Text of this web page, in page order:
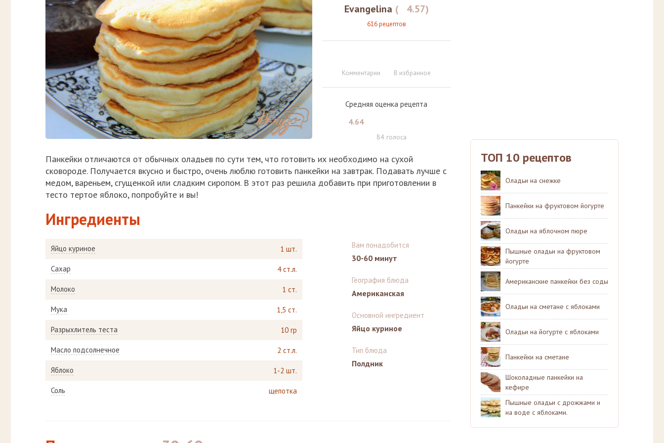
Evangelina ( 4.57)
616 рецептов
Комментарии В избранное
Средняя оценка рецепта
4.64
84голоса
Панкейки отличаются от обычных оладьев по сути тем, что готовить их необходимо на сухой
сковороде. Получается вкусно и быстро, очень люблю готовить панкейки на завтрак. Подавать лучше с
медом, вареньем, сгущенкой или сладким сиропом. В этот раз решила добавить при приготовлении в
тесто тертое яблоко, попробуйте и вы!
Ингредиенты
Яйцо куриное 1 шт.
Сахар 4 ст.л.
Молоко 1 ст.
Мука 1,5 ст.
Разрыхлитель теста 10 гр
Масло подсолнечное 2 ст.л.
Яблоко 1-2 шт.
Соль щепотка
Вам понадобится
30-60 минут
География блюда
Американская
Основной ингредиент
Яйцо куриное
Тип блюда
Полдник
ТОП 10 рецептов
Оладьи на снежке
Панкейки на фруктовом йогурте
Оладьи на яблочном пюре
Пышные оладьи на фруктовом
йогурте
Американские панкейки без соды
Оладьи на сметане с яблоками
Оладьи на йогурте с яблоками
Панкейки на сметане
Шоколадные панкейки на
кефире
Пышные оладьи с дрожжами и
на воде с яблоками.